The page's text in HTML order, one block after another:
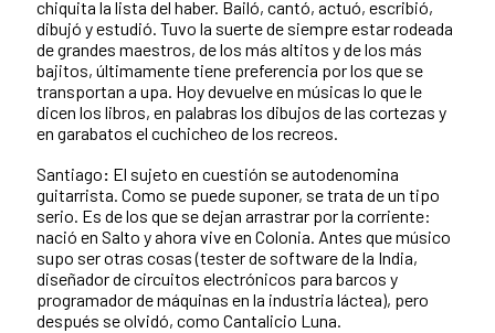
chiquita la lista del haber. Bailó, cantó, actuó, escribió,
dibujó y estudió. Tuvo la suerte de siempre estar rodeada
de grandes maestros, de los más altitos y de los más
bajitos, últimamente tiene preferencia por los que se
transportan a upa. Hoy devuelve en músicas lo que le
dicen los libros, en palabras los dibujos de las cortezas y
en garabatos el cuchicheo de los recreos.
Santiago: El sujeto en cuestión se autodenomina
guitarrista. Como se puede suponer, se trata de un tipo
serio. Es de los que se dejan arrastrar por la corriente:
nació en Salto y ahora vive en Colonia. Antes que músico
supo ser otras cosas (tester de software de la India,
diseñador de circuitos electrónicos para barcos y
programador de máquinas en la industria láctea), pero
después se olvidó, como Cantalicio Luna.